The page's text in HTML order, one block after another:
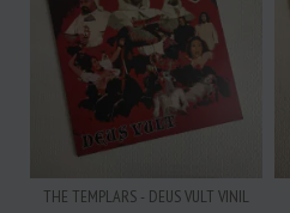
THE TEMPLARS - DEUS VULT VINIL